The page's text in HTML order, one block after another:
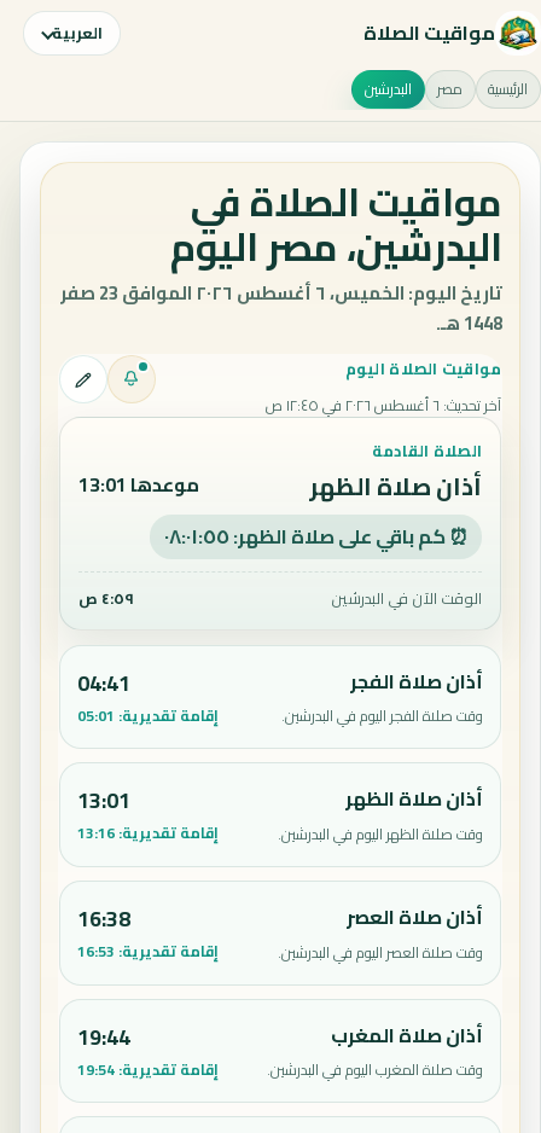
مواقيت الصلاة العربية
الرئيسية مصر البدرشين
مواقيت الصلاة في
البدرشين، مصر اليوم
تاريخ اليوم: الخميس، ٦ أغسطس ٢٠٢٦ الموافق 23 صفر
1448 هـ.
مواقيت الصلاة اليوم
آخر تحديث: ٦ أغسطس ٢٠٢٦ في ١٢:٤٥ ص
الصلاة القادمة
أذان صلاة الظهر موعدها 13:01
⏰ كم باقي على صلاة الظهر: ٠٨:٠١:٥٤
الوقت الآن في البدرشين ٤:٥٩ ص
أذان صلاة الفجر
وقت صلاة الفجر اليوم في البدرشين.
04:41
إقامة تقديرية: 05:01
أذان صلاة الظهر
وقت صلاة الظهر اليوم في البدرشين.
13:01
إقامة تقديرية:13:16
أذان صلاة العصر
وقت صلاة العصر اليوم في البدرشين.
16:38
إقامة تقديرية: 16:53
أذان صلاة المغرب
وقت صلاة المغرب اليوم في البدرشين.
19:44
إقامة تقديرية:19:54